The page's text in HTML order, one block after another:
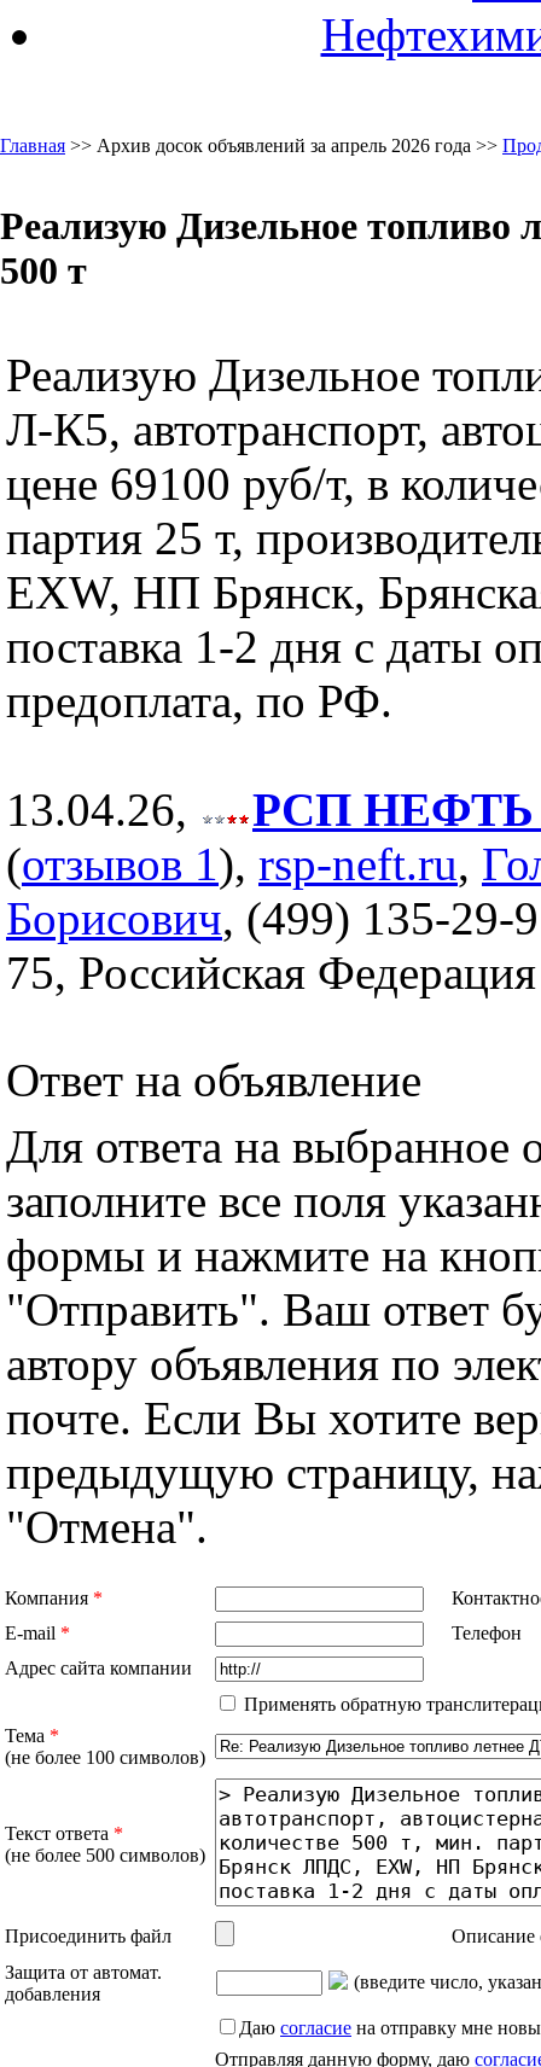
Главная >> Архив досок объявлений за апрель 2026 года >>
Реализую Дизельное топливо
500 т
Реализую Дизельное
Л-К5, автотранспорт,
цене 69100 руб/т, в
партия 25 т,
EXW, НП Брянск,
поставка 1-2 дня с даты
предоплата, по РФ.
13.04.26,
РСП НЕФТЬ
(отзывов 1), rsp-neft.ru,
Борисович, (499) 135-29-
75, Российская Федерация
Ответ на объявление
Для ответа на выбранное
заполните все поля
формы и нажмите на
"Отправить". Ваш ответ
автору объявления по
почте. Если Вы хотите
предыдущую страницу,
"Отмена".
Компания *
E-mail *
Телефон
Адрес сайта компании
Применять обратную
Тема *
(не более 100 символов)
Текст ответа *
(не более 500 символов)
Присоединить файл
Описание
Защита от автомат.
добавления
(введите число,
Даю согласие на отправку мне
Отправляя данную форму, даю